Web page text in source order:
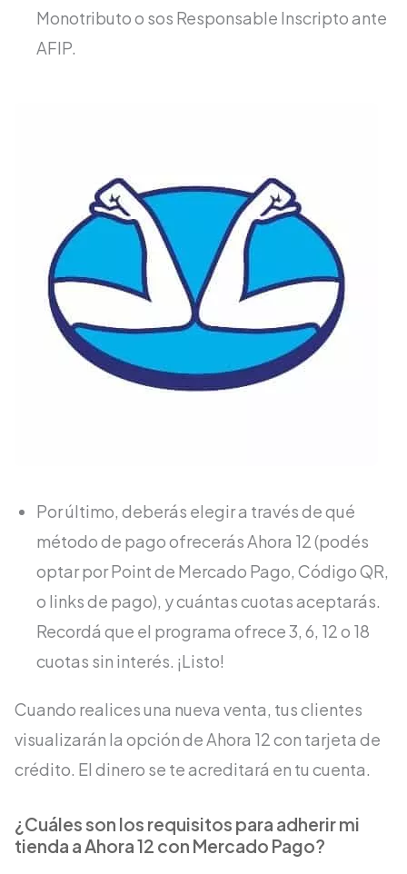
Monotributo o sos Responsable Inscripto ante
AFIP.
Por último, deberás elegir a través de qué
método de pago ofrecerás Ahora 12 (podés
optar por Point de Mercado Pago, Código QR,
o links de pago), y cuántas cuotas aceptarás.
Recordá que el programa ofrece 3, 6, 12 o 18
cuotas sin interés. ¡Listo!
Cuando realices una nueva venta, tus clientes
visualizarán la opción de Ahora 12 con tarjeta de
crédito. El dinero se te acreditará en tu cuenta.
¿Cuáles son los requisitos para adherir mi
tienda a Ahora 12 con Mercado Pago?